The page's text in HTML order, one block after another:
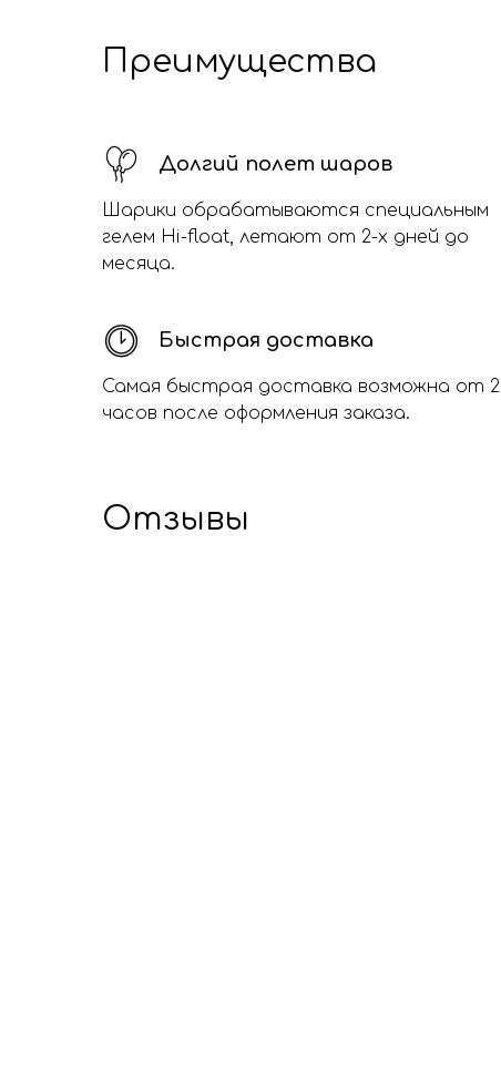
Преимущества
Долгий полет шаров
Шарики обрабатываются специальным
гелем Hi-float, летают от 2-х дней до
месяца.
Быстрая доставка
Самая быстрая доставка возможна от 2
часов после оформления заказа.
Отзывы